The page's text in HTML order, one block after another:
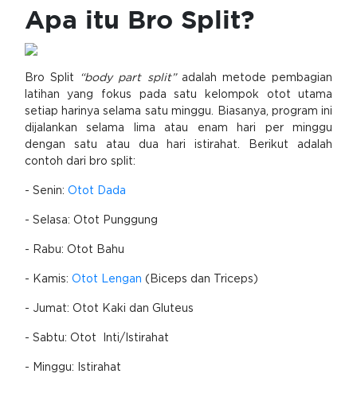
Apa itu Bro Split?
Bro Split “body part split”adalah metode pembagian
latihan yang fokus pada satu kelompok otot utama
setiap harinya selama satu minggu. Biasanya, program ini
dijalankan selama lima atau enam hari per minggu
dengan satu atau dua hari istirahat. Berikut adalah
contoh dari bro split:
- Senin: Otot Dada
- Selasa: Otot Punggung
- Rabu: Otot Bahu
- Kamis: Otot Lengan (Biceps dan Triceps)
- Jumat: Otot Kaki dan Gluteus
- Sabtu: Otot Inti/Istirahat
- Minggu: Istirahat